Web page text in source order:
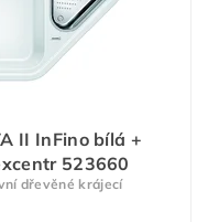
II InFino bílá +
523660
dřevěné krájecí